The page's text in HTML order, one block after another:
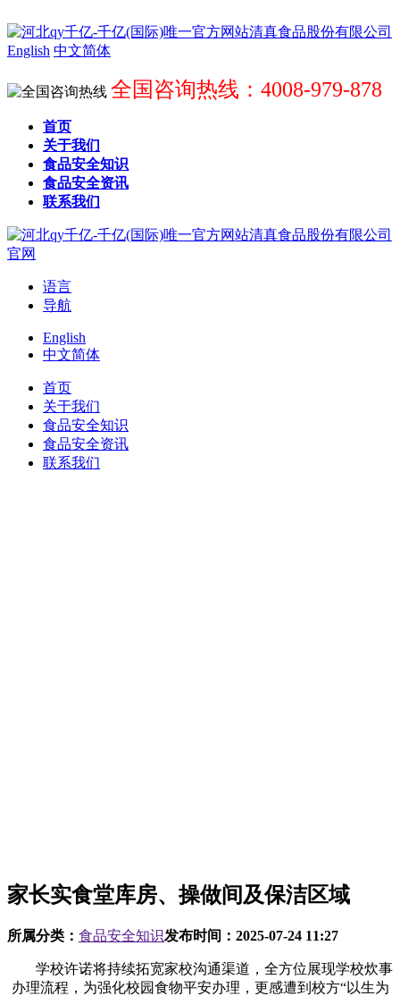
English 中文简体
全国咨询热线：4008-979-878
首页
关于我们
食品安全知识
食品安全资讯
联系我们
语言
导航
English
中文简体
首页
关于我们
食品安全知识
食品安全资讯
联系我们
家长实食堂库房、操做间及保洁区域
所属分类： 食品安全知识发布时间： 2025-07-24 11:27
学校许诺将持续拓宽家校沟通渠道，全方位展现学校炊事
办理流程，为强化校园食物平安办理，更感遭到校方“以生为